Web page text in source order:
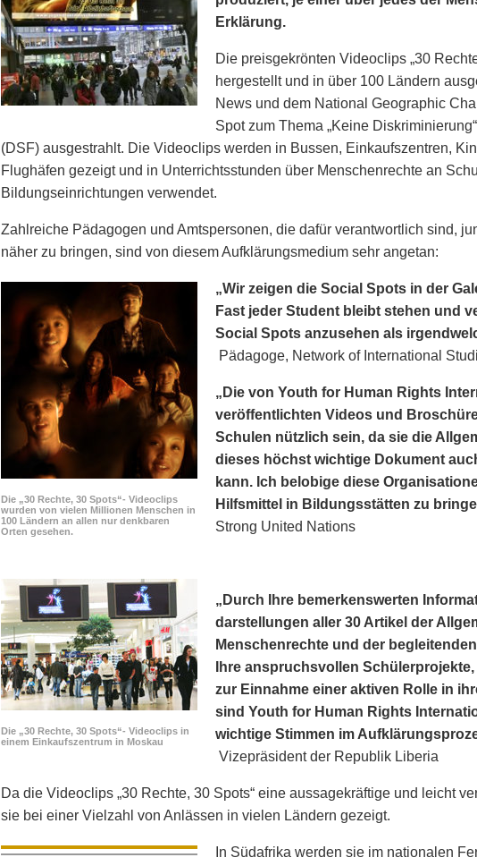
Erklärung.
Die preisgekrönten Videoclips „30
hergestellt und in über 100 Ländern
News und dem National Geographic
Spot zum Thema „Keine
(DSF) ausgestrahlt. Die Videoclips werden in Bussen, Einkaufszentren,
Flughäfen gezeigt und in Unterrichtsstunden über Menschenrechte an
Bildungseinrichtungen verwendet.
Zahlreiche Pädagogen und Amtspersonen, die dafür verantwortlich sind,
näher zu bringen, sind von diesem Aufklärungsmedium sehr angetan:
Die „30 Rechte, 30 Spots“- Videoclips
wurden von vielen Millionen Menschen in
100 Ländern an allen nur denkbaren
Orten gesehen.
„Wir zeigen die Social Spots in der
Fast jeder Student bleibt stehen und
Social Spots anzusehen als
Pädagoge, Network of International
„Die von Youth for Human Rights
veröffentlichten Videos und
Schulen nützlich sein, da sie die
dieses höchst wichtige Dokument
kann. Ich belobige diese
Hilfsmittel in Bildungsstätten zu
Strong United Nations
Die „30 Rechte, 30 Spots“- Videoclips in
einem Einkaufszentrum in Moskau
„Durch Ihre bemerkens­werten
darstellungen aller 30 Artikel der
Menschenrechte und der
Ihre anspruchsvollen
zur Einnahme einer aktiven Rolle in
sind Youth for Human Rights
wichtige Stimmen im
Vizepräsident der Republik Liberia
Da die Videoclips „30 Rechte, 30 Spots“ eine aussagekräftige und leicht
sie bei einer Vielzahl von Anlässen in vielen Ländern gezeigt.
In Südafrika werden sie im nationalen